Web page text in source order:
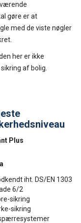
gøre er at
med de viste nøgler
her er ikke
af bolig.
Plus
iht. DS/EN 1303
6/2
sikring
sikring